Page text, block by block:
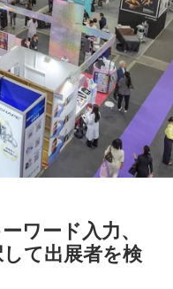
ワード入力、
て出展者を検